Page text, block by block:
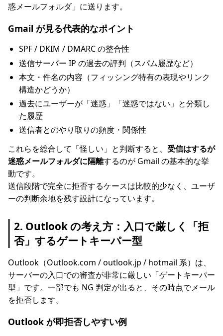
惑メールフォルダ」に送ります。
Gmail が見る代表的なポイント
SPF / DKIM / DMARC の整合性
送信サーバー IP の過去の評判（スパム履歴など）
本文・件名の内容（フィッシング特有の表現やリンク
構造かどうか）
過去にユーザーが「迷惑」「迷惑ではない」と分類し
た履歴
送信者とのやり取りの頻度・関係性
これらを総合して「怪しい」と判断すると、 受信はするが
迷惑メールフォルダに隔離するのが Gmail の基本的な挙
動です。
送信段階で完全に拒否するケースは比較的少なく、ユーザ
ーの判断余地を残す設計になっています。
2. Outlook の考え方：入口で厳しく「拒
否」するゲートキーパー型
Outlook（Outlook.com / outlook.jp / hotmail 系）は、
サーバーの入口での審査が非常に厳しい「ゲートキーパー
型」です。一部でも NG 判定が出ると、その時点でメール
を拒否します。
Outlook が即拒否しやすい例